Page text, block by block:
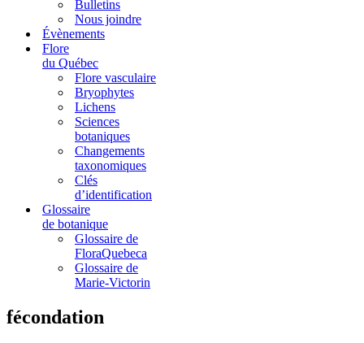
Bulletins
Nous joindre
Évènements
Flore
du Québec
Flore vasculaire
Bryophytes
Lichens
Sciences
botaniques
Changements
taxonomiques
Clés
d’identification
Glossaire
de botanique
Glossaire de
FloraQuebeca
Glossaire de
Marie-Victorin
fécondation